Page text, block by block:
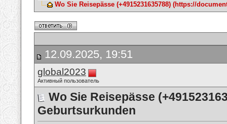
Wo Sie Reisepässe (+4915231635788) (https://
12.09.2025, 19:51
global2023
Активный пользователь
Wo Sie Reisepässe
Geburtsurkunden